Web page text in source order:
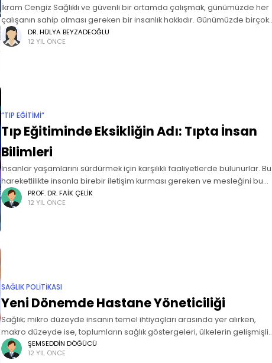
İkram Cengiz Sağlıklı ve güvenli bir ortamda çalışmak, günümüzde her
çalışanın sahip olması gereken bir insanlık hakkıdır. Günümüzde birçok
sağlık çalışanı, mesleklerini icra ederken çok çeşitli sağlık-güvenlik
riskleri ve tehlikeleri
DR. HÜLYA BEYZADEOĞLU
12 YIL ÖNCE
”TIP EĞITIMI”
Tıp Eğitiminde Eksikliğin Adı: Tıpta İnsan
Bilimleri
İnsanlar yaşamlarını sürdürmek için karşılıklı faaliyetlerde bulunurlar. Bu
hareketlilikte insanla birebir iletişim kurması gereken ve mesleğini bu
ilişki üzerinden sürdüren ve insanın toplumsal yapısını göz ardı etmeden
onu birey olarak
PROF. DR. FAIK ÇELIK
12 YIL ÖNCE
SAĞLIK POLITIKASI
Yeni Dönemde Hastane Yöneticiliği
Sağlık; mikro düzeyde insanın temel ihtiyaçları arasında yer alırken,
makro düzeyde ise, toplumların sağlık göstergeleri, ülkelerin gelişmişlik
düzeylerini yansıtmaktadır. Bireyin sağlıklı bir şekilde yaşamını
sürdürebilmesi için gerekli olan sağlık hizmetlerine
ŞEMSEDDIN DÖĞÜCÜ
12 YIL ÖNCE